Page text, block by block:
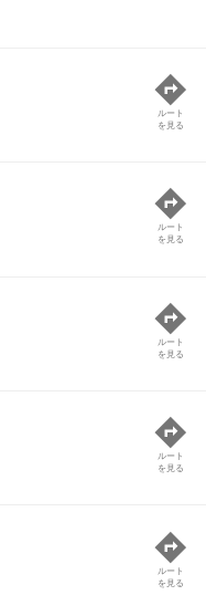
ルート
を見る
ルート
を見る
ルート
を見る
ルート
を見る
ルート
を見る